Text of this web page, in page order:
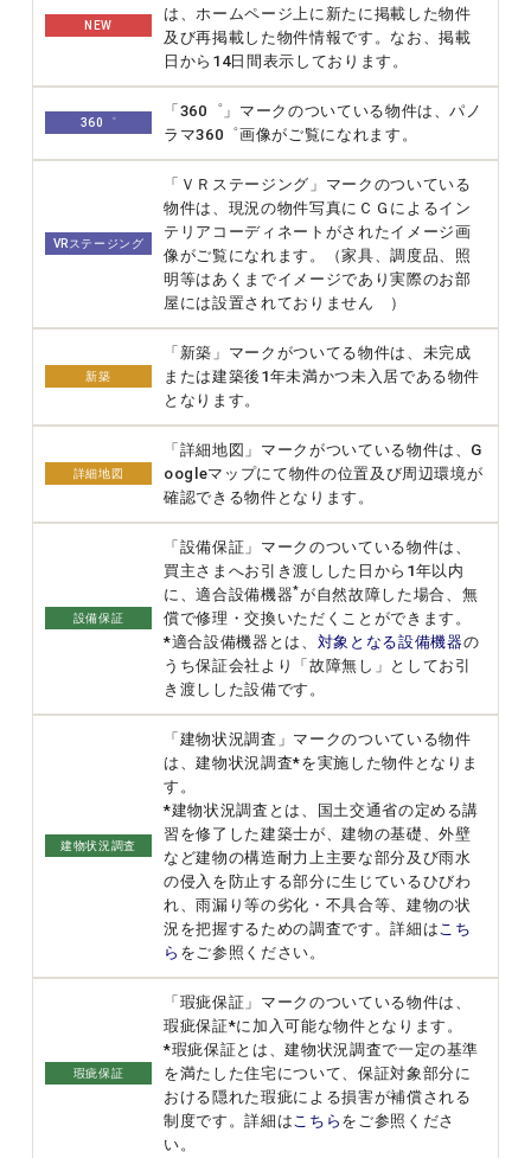
NEW
は、ホームページ上に新たに掲載した物件
及び再掲載した物件情報です。なお、掲載
日から14日間表示しております。
360゜
「360゜」マークのついている物件は、パノ
ラマ360゜画像がご覧になれます。
VRステージング
「ＶＲステージング」マークのついている
物件は、現況の物件写真にＣＧによるイン
テリアコーディネートがされたイメージ画
像がご覧になれます。（家具、調度品、照
明等はあくまでイメージであり実際のお部
屋には設置されておりません ）
新築
「新築」マークがついてる物件は、未完成
または建築後1年未満かつ未入居である物件
となります。
詳細地図
「詳細地図」マークがついている物件は、G
oogleマップにて物件の位置及び周辺環境が
確認できる物件となります。
設備保証
「設備保証」マークのついている物件は、
買主さまへお引き渡しした日から1年以内
に、適合設備機器*が自然故障した場合、無
償で修理・交換いただくことができます。
*適合設備機器とは、 対象となる設備機器の
うち保証会社より「故障無し」としてお引
き渡しした設備です。
建物状況調査
「建物状況調査」マークのついている物件
は、建物状況調査*を実施した物件となりま
す。
*建物状況調査とは、国土交通省の定める講
習を修了した建築士が、建物の基礎、外壁
など建物の構造耐力上主要な部分及び雨水
の侵入を防止する部分に生じているひびわ
れ、雨漏り等の劣化・不具合等、建物の状
況を把握するための調査です。詳細は こち
ら をご参照ください。
瑕疵保証
「瑕疵保証」マークのついている物件は、
瑕疵保証*に加入可能な物件となります。
*瑕疵保証とは、建物状況調査で一定の基準
を満たした住宅について、保証対象部分に
おける隠れた瑕疵による損害が補償される
制度です。詳細は こちら をご参照くださ
い。